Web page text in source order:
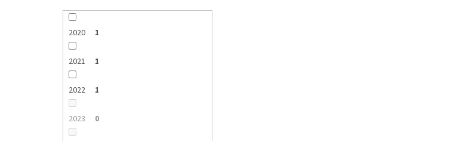
2020 1
2021 1
2022 1
2023 0